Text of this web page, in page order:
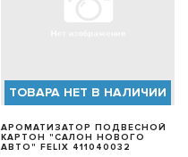
ТОВАРА НЕТ В НАЛИЧИИ
АРОМАТИЗАТОР ПОДВЕСНОЙ
КАРТОН "САЛОН НОВОГО
АВТО" FELIX 411040032